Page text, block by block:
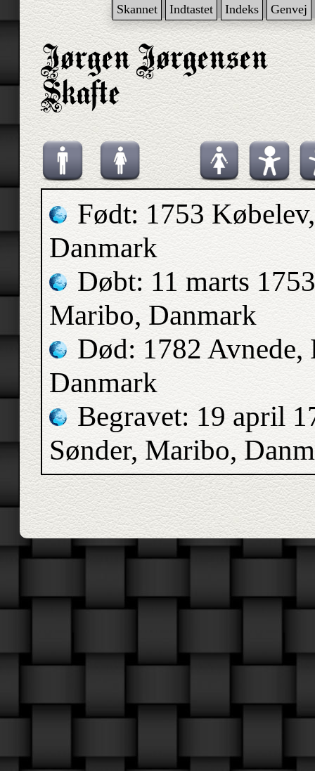
Skannet Indtastet Indeks Genvej
Født: 1753
Danmark
Døbt: 11 marts
Maribo, Danmark
Død: 1782
Danmark
Begravet: 19 april
Sønder, Maribo,